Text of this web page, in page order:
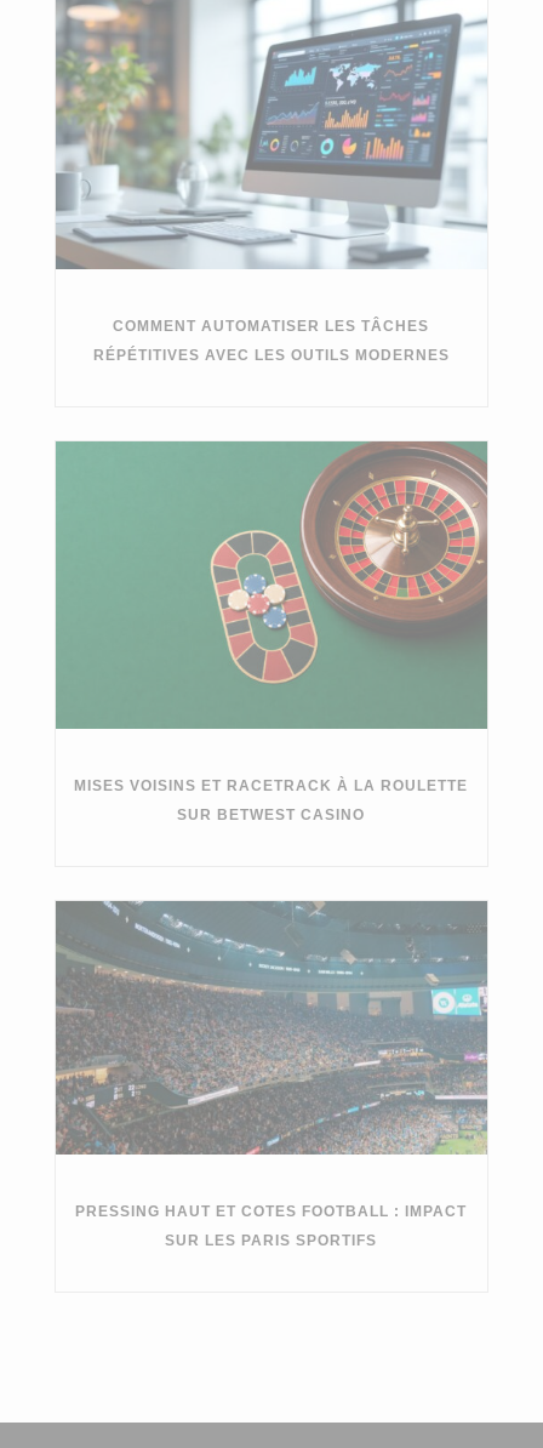
COMMENT AUTOMATISER LES TÂCHES
RÉPÉTITIVES AVEC LES OUTILS MODERNES
MISES VOISINS ET RACETRACK À LA ROULETTE
SUR BETWEST CASINO
PRESSING HAUT ET COTES FOOTBALL : IMPACT
SUR LES PARIS SPORTIFS